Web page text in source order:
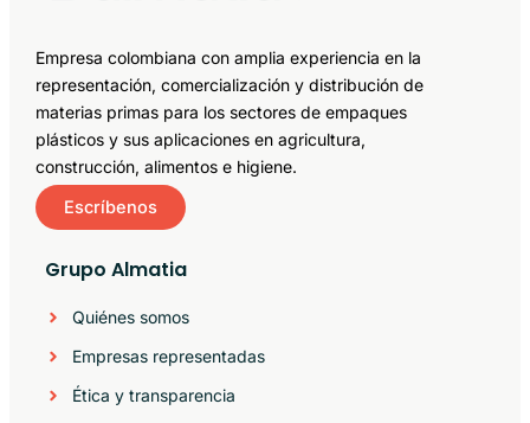
Empresa colombiana con amplia experiencia en la
representación, comercialización y distribución de
materias primas para los sectores de empaques
plásticos y sus aplicaciones en agricultura,
construcción, alimentos e higiene.
Escríbenos
Grupo Almatia
Quiénes somos
Empresas representadas
Ética y transparencia